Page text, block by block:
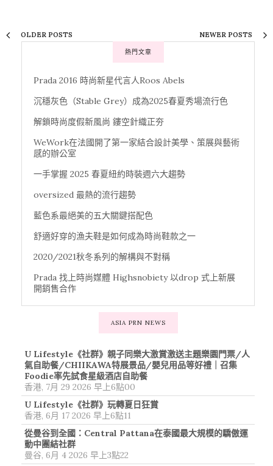
OLDER POSTS NEWER POSTS
熱門文章
Prada 2016 時尚新星代言人Roos Abels
沉穩灰色（Stable Grey）成為2025春夏秀場流行色
解鎖時尚度假新風尚 鏤空針織正夯
WeWork在法國開了第一家結合設計美學、策展與藝術
感的辦公室
一手掌握 2025 春夏紐約時裝週六大趨勢
oversized 最熱的流行趨勢
藍色系最絕美的五大關鍵搭配色
舒適好穿的漁夫鞋是如何成為時尚鞋款之一
2020/2021秋冬系列的解構與不對稱
Prada 找上時尚媒體 Highsnobiety 以drop 式上新展
開銷售合作
ASIA PRN NEWS
U Lifestyle《社群》親子同樂大激賞激送主題樂園門票/人
氣自助餐/CHIIKAWA特展景品/嬰兒用品等好禮｜召集
Foodie率先試食星級酒店自助餐
香港, 7月 29 2026 早上6點00
U Lifestyle《社群》玩轉夏日狂賞
香港, 6月 17 2026 早上6點11
從曼谷到全國：Central Pattana在泰國最大規模的驕傲運
動中團結社群
曼谷, 6月 4 2026 早上3點22